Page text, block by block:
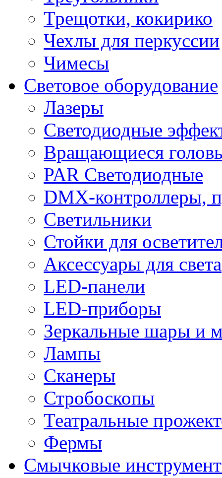
Трещотки, кокирико
Чехлы для перкуссии
Чимесы
Световое оборудование
Лазеры
Светодиодные
Вращающиеся
PAR Светодиодные
DMX-контроллеры,
Светильники
Стойки для
Аксессуары для света
LED-панели
LED-приборы
Зеркальные шары и
Лампы
Сканеры
Стробоскопы
Театральные
Фермы
Смычковые